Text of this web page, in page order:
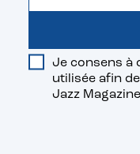
Je consens à
utilisée afin
Jazz